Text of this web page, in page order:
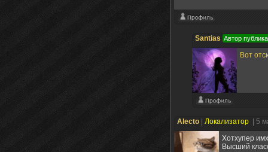
Santias Автор
Вот
Alecto Локализатор
| 5
Хотхупер
Высший